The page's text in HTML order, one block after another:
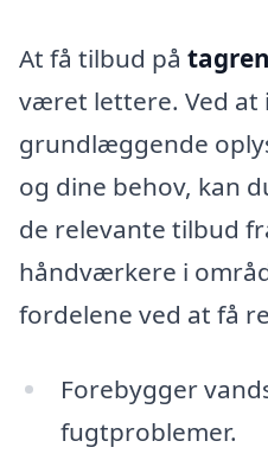
At få tilbud på
været lettere. Ved at
grundlæggende
og dine behov, kan
de relevante tilbud
håndværkere i
fordelene ved at få
Forebygger
fugtproblemer.